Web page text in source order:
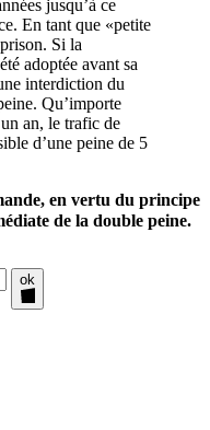
jusqu’à ce
En tant que «petite
Si la
adoptée avant sa
interdiction du
Qu’importe
un an, le trafic de
d’une peine de 5
en vertu du principe
de la double peine.
ok